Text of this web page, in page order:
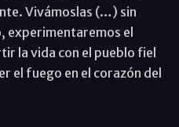
Vivámoslas (…) sin
experimentaremos el
la vida con el pueblo fiel
el fuego en el corazón del